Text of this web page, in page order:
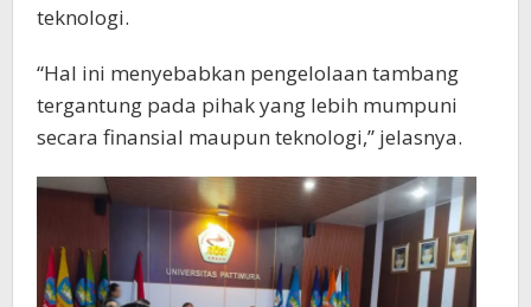
teknologi.
“Hal ini menyebabkan pengelolaan tambang
tergantung pada pihak yang lebih mumpuni
secara finansial maupun teknologi,” jelasnya.